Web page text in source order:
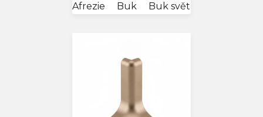
Afrezie Buk Buk světlý